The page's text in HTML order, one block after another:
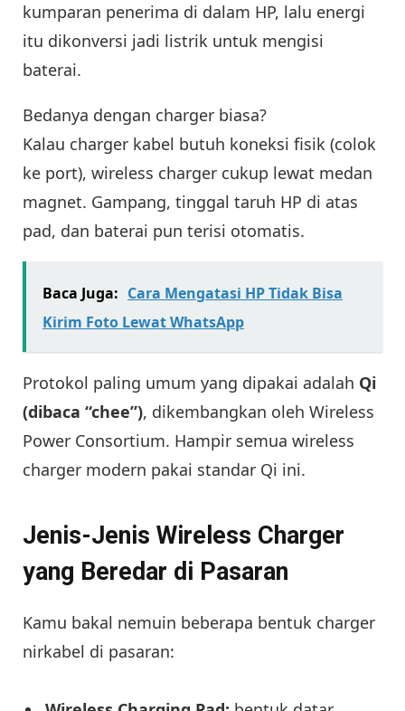
kumparan penerima di dalam HP, lalu energi
itu dikonversi jadi listrik untuk mengisi
baterai.
Bedanya dengan charger biasa?
Kalau charger kabel butuh koneksi fisik (colok
ke port), wireless charger cukup lewat medan
magnet. Gampang, tinggal taruh HP di atas
pad, dan baterai pun terisi otomatis.
Baca Juga: Cara Mengatasi HP Tidak Bisa
Kirim Foto Lewat WhatsApp
Protokol paling umum yang dipakai adalah Qi
(dibaca “chee”), dikembangkan oleh Wireless
Power Consortium. Hampir semua wireless
charger modern pakai standar Qi ini.
Jenis-Jenis Wireless Charger
yang Beredar di Pasaran
Kamu bakal nemuin beberapa bentuk charger
nirkabel di pasaran: